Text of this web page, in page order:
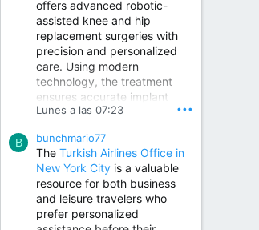
a child-friendly environment.
Children Hospital in Secunderabad | Best Pediatrician in Hyderabad | Neonatologist in Medchal
Our pediatrician and
Neonatologist team at...
www.srianaghaclinic.com
offers advanced robotic-
assisted knee and hip
replacement surgeries with
precision and personalized
care. Using modern
technology, the treatment
ensures accurate implant
placement, reduced pain,
improved joint function,
helping patients return to an
active and comfortable
lifestyle.
Lunes a las 07:23 •••
B bunchmario77
The Turkish Airlines Office in
New York City is a valuable
resource for both business
and leisure travelers who
prefer personalized